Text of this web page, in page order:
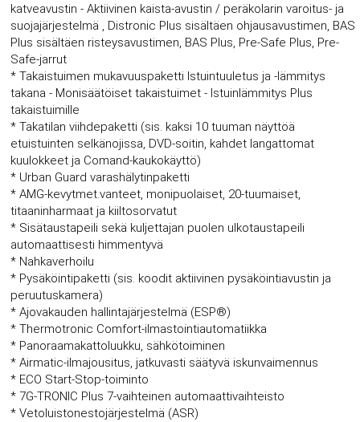
katveavustin - Aktiivinen kaista-avustin / peräkolarin varoitus- ja
suojajärjestelmä , Distronic Plus sisältäen ohjausavustimen, BAS
Plus sisältäen risteysavustimen, BAS Plus, Pre-Safe Plus, Pre-
Safe-jarrut
* Takaistuimen mukavuuspaketti Istuintuuletus ja -lämmitys
takana - Monisäätöiset takaistuimet - Istuinlämmitys Plus
takaistuimille
* Takatilan viihdepaketti (sis. kaksi 10 tuuman näyttöä
etuistuinten selkänojissa, DVD-soitin, kahdet langattomat
kuulokkeet ja Comand-kaukokäyttö)
* Urban Guard varashälytinpaketti
* AMG-kevytmet.vanteet, monipuolaiset, 20-tuumaiset,
titaaninharmaat ja kiiltosorvatut
* Sisätaustapeili sekä kuljettajan puolen ulkotaustapeili
automaattisesti himmentyvä
* Nahkaverhoilu
* Pysäköintipaketti (sis. koodit aktiivinen pysäköintiavustin ja
peruutuskamera)
* Ajovakauden hallintajärjestelmä (ESP®)
* Thermotronic Comfort-ilmastointiautomatiikka
* Panoraamakattoluukku, sähkötoiminen
* Airmatic-ilmajousitus, jatkuvasti säätyvä iskunvaimennus
* ECO Start-Stop-toiminto
* 7G-TRONIC Plus 7-vaihteinen automaattivaihteisto
* Vetoluistonestojärjestelmä (ASR)